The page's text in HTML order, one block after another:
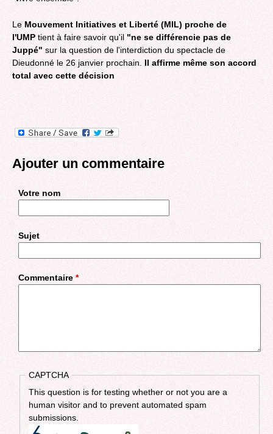
Le Mouvement Initiatives et Liberté (MIL) proche de
l'UMP tient à faire savoir qu'il "ne se différencie pas de
Juppé" sur la question de l'interdiction du spectacle de
Dieudonné le 26 janvier prochain. Il affirme même son accord
total avec cette décision
Ajouter un commentaire
Votre nom
Sujet
Commentaire*
CAPTCHA
This question is for testing whether or not you are a
human visitor and to prevent automated spam
submissions.